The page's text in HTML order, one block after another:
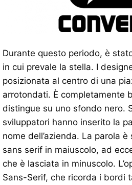
Durante questo periodo, è
in cui prevale la stella. I
posizionata al centro di una
arrotondati. È completamente
distingue su uno sfondo nero.
sviluppatori hanno inserito la
nome dell’azienda. La parola
sans serif in maiuscolo, ad
che è lasciata in minuscolo.
Sans-Serif, che ricorda i bordi